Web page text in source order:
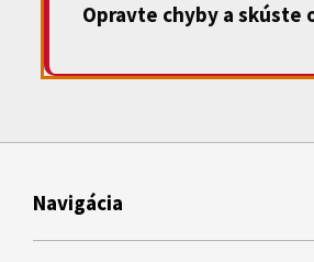
Opravte chyby a skúste
Navigácia